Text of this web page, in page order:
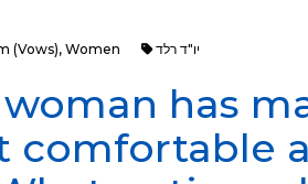
(Vows), Women יו"ד רלד
has
comfortable